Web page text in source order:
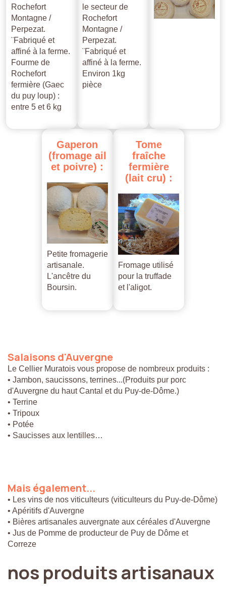
Rochefort
Montagne /
Perpezat.
¨Fabriqué et
affiné à la ferme.
Fourme de
Rochefort
fermière (Gaec
du puy loup) :
entre 5 et 6 kg
le secteur de
Rochefort
Montagne /
Perpezat.
¨Fabriqué et
affiné à la ferme.
Environ 1kg
pièce
Gaperon
(fromage ail
et poivre) :
Petite fromagerie
artisanale.
L'ancêtre du
Boursin.
Tome
fraîche
fermière
(lait cru) :
Fromage utilisé
pour la truffade
et l'aligot.
Salaisons d'Auvergne
Le Cellier Muratois vous propose de nombreux produits :
• Jambon, saucissons, terrines...(Produits pur porc
d'Auvergne du haut Cantal et du Puy-de-Dôme.)
• Terrine
• Tripoux
• Potée
• Saucisses aux lentilles…
Mais également...
• Les vins de nos viticulteurs (viticulteurs du Puy-de-Dôme)
• Apéritifs d'Auvergne
• Bières artisanales auvergnate aux céréales d'Auvergne
• Jus de Pomme de producteur de Puy de Dôme et
Correze
nos produitsartisanaux